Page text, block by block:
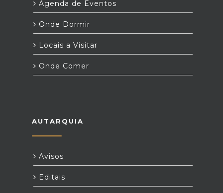
Agenda de Eventos
Onde Dormir
Locais a Visitar
Onde Comer
AUTARQUIA
Avisos
Editais